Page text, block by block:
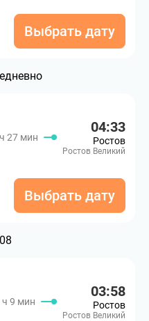
Выбрать дату
27 мин
04:33
Ростов
Ростов Великий
Выбрать дату
ч 9 мин
03:58
Ростов
Ростов Великий